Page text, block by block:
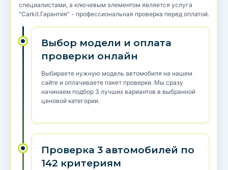
специалистами, а ключевым элементом является услуга
"Carkit.Гарантия" - профессиональная проверка перед оплатой.
Выбор модели и оплата
проверки онлайн
Выбираете нужную модель автомобиля на нашем
сайте и оплачиваете пакет проверки. Мы сразу
начинаем подбор 3 лучших вариантов в выбранной
ценовой категории.
Проверка 3 автомобилей по
142 критериям